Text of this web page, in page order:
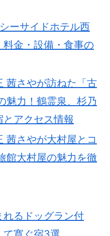
ーサイドホテル西
金・設備・食事の
茜さやが訪ねた「古
魅力！鶴霊泉、杉乃
アクセス情報
茜さやが大村屋とコ
館大村屋の魅力を徹
るドッグラン付